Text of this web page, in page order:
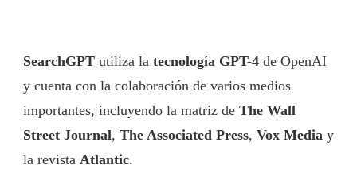
SearchGPT utiliza la tecnología GPT-4 de OpenAI
y cuenta con la colaboración de varios medios
importantes, incluyendo la matriz de The Wall
Street Journal, The Associated Press, Vox Media y
la revista Atlantic.